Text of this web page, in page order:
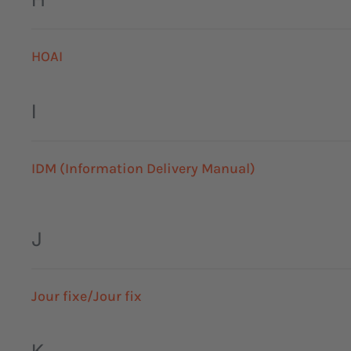
HOAI
I
IDM (Information Delivery Manual)
J
Jour fixe/Jour fix